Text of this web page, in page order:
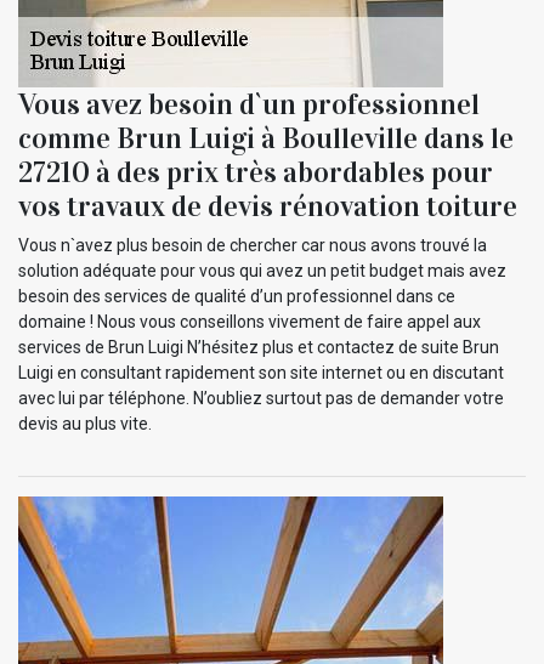
Vous avez besoin d`un professionnel
comme Brun Luigi à Boulleville dans le
27210 à des prix très abordables pour
vos travaux de devis rénovation toiture
Vous n`avez plus besoin de chercher car nous avons trouvé la
solution adéquate pour vous qui avez un petit budget mais avez
besoin des services de qualité d’un professionnel dans ce
domaine ! Nous vous conseillons vivement de faire appel aux
services de Brun Luigi N’hésitez plus et contactez de suite Brun
Luigi en consultant rapidement son site internet ou en discutant
avec lui par téléphone. N’oubliez surtout pas de demander votre
devis au plus vite.